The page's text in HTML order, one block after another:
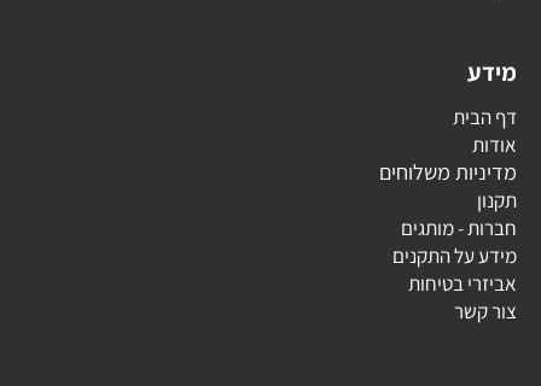
מידע
דף הבית
אודות
מדיניות משלוחים
תקנון
חברות - מותגים
מידע על התקנים
אביזרי בטיחות
צור קשר